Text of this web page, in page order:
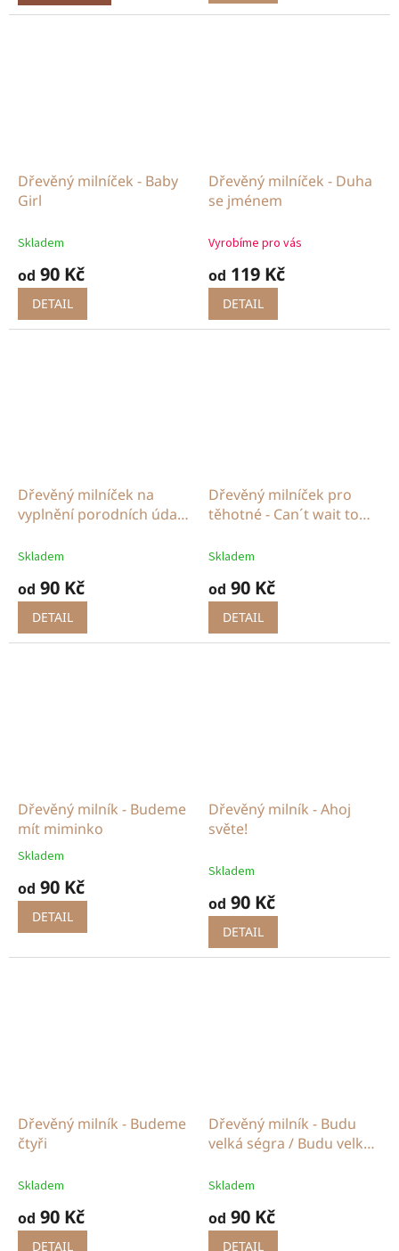
Dřevěný milníček - Baby
Girl
Skladem
od 90 Kč
DETAIL
Dřevěný milníček - Duha
se jménem
Vyrobíme pro vás
od 119 Kč
DETAIL
Dřevěný milníček na
vyplnění porodních údajů
Skladem
od 90 Kč
DETAIL
Dřevěný milníček pro
těhotné - Can´t wait to
Skladem
od 90 Kč
DETAIL
Dřevěný milník - Budeme
mít miminko
Průměrné
produktu
5
Skladem
od 90 Kč
DETAIL
Dřevěný milník - Ahoj
světe!
Skladem
od 90 Kč
DETAIL
Dřevěný milník - Budeme
čtyři
Skladem
od 90 Kč
DETAIL
Dřevěný milník - Budu
velká ségra / Budu velký
Skladem
od 90 Kč
DETAIL